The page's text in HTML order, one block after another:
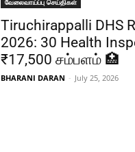
Tiruchirappalli DHS
2026: 30 Health
₹17,500 சம்பளம் 🏥
BHARANI DARAN - July 25, 2026